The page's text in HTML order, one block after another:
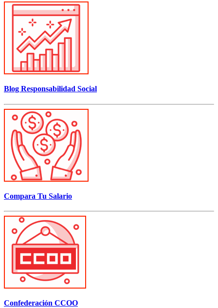
Blog Responsabilidad Social
Compara Tu Salario
Confederación CCOO